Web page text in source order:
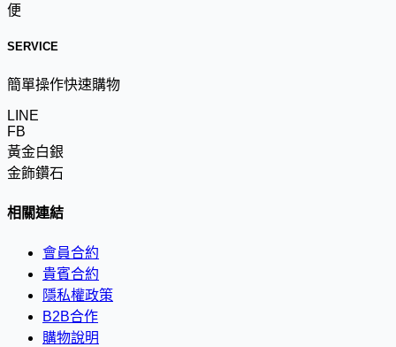
便
SERVICE
簡單操作快速購物
LINE
FB
黃金白銀
金飾鑽石
相關連結
會員合約
貴賓合約
隱私權政策
B2B合作
購物說明